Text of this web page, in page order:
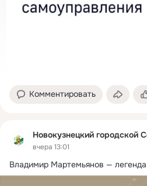
Комментировать
вчера 13:01
Владимир Мартемьянов —